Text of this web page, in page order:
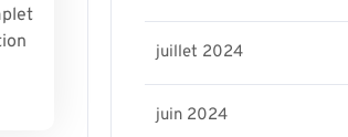
juillet 2024
juin 2024